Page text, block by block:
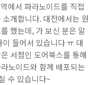
에서 파라노이드를 직접
개합니다. 대전에서는 원
했는데, 가 보신 분은 알
들어서 있습니다 ㅠ 대
서점인 도어북스를 통해
노이드와 함께 배포되는
수 있습니다~